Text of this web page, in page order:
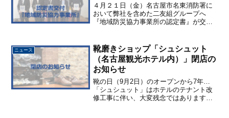
４月２１日（金）名古屋市名東消防署に
おいて弊社を含めた二友組グループへ
『地域防災協力事業所の認定書』が交付
ニュース
靴磨きショップ「シュシュット
（名古屋観光ホテル内）」閉店の
お知らせ
靴の日（9月2日）のオープンから7年…
「シュシュット」はホテルのテナント改
修工事に伴い、大変残念ではありますが7